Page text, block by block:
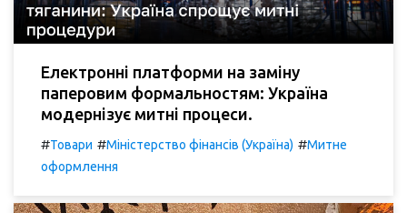
Електронні платформи на заміну
паперовим формальностям: Україна
модернізує митні процеси.
#Товари #Міністерство фінансів (Україна) #Митне
оформлення